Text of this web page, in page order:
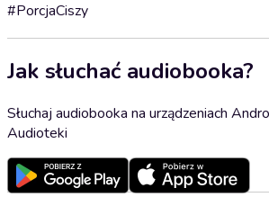
#PorcjaCiszy
Jak słuchać audiobooka?
Słuchaj audiobooka na urządzeniach
Audioteki